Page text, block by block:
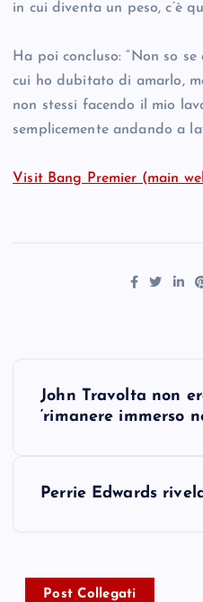
in cui diventa un peso, c’è
Ha poi concluso: “Non so
cui ho dubitato di amarlo,
non stessi facendo il mio
semplicemente andando a
Visit Bang Premier (main
John Travolta non
‘rimanere immerso
Perrie Edwards
Post Collegati